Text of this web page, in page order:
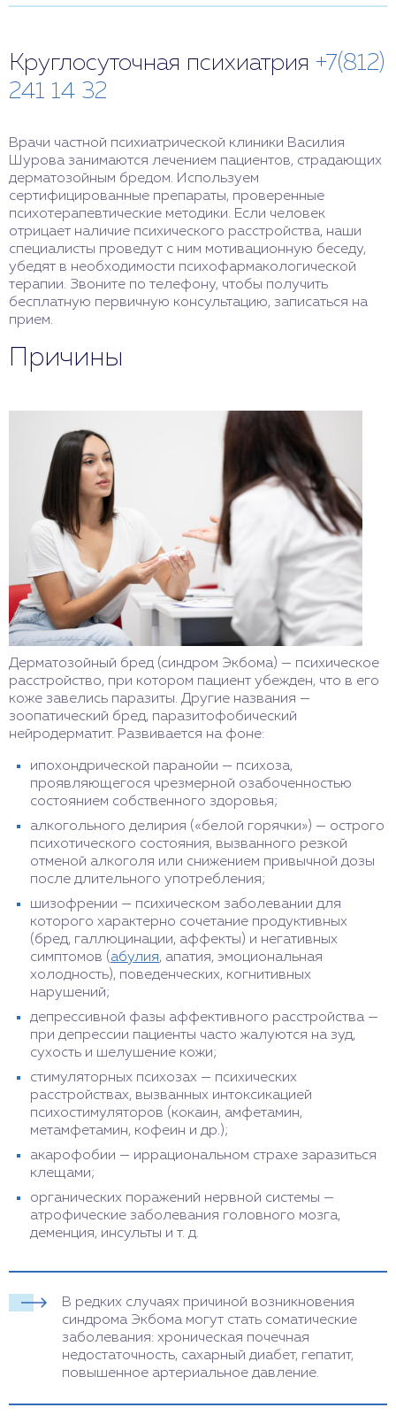
Круглосуточная психиатрия +7(812)
241 14 32
Врачи частной психиатрической клиники Василия
Шурова занимаются лечением пациентов, страдающих
дерматозойным бредом. Используем
сертифицированные препараты, проверенные
психотерапевтические методики. Если человек
отрицает наличие психического расстройства, наши
специалисты проведут с ним мотивационную беседу,
убедят в необходимости психофармакологической
терапии. Звоните по телефону, чтобы получить
бесплатную первичную консультацию, записаться на
прием.
Причины
Дерматозойный бред (синдром Экбома) — психическое
расстройство, при котором пациент убежден, что в его
коже завелись паразиты. Другие названия —
зоопатический бред, паразитофобический
нейродерматит. Развивается на фоне:
ипохондрической паранойи — психоза,
проявляющегося чрезмерной озабоченностью
состоянием собственного здоровья;
алкогольного делирия («белой горячки») — острого
психотического состояния, вызванного резкой
отменой алкоголя или снижением привычной дозы
после длительного употребления;
шизофрении — психическом заболевании для
которого характерно сочетание продуктивных
(бред, галлюцинации, аффекты) и негативных
симптомов (абулия, апатия, эмоциональная
холодность), поведенческих, когнитивных
нарушений;
депрессивной фазы аффективного расстройства —
при депрессии пациенты часто жалуются на зуд,
сухость и шелушение кожи;
стимуляторных психозах — психических
расстройствах, вызванных интоксикацией
психостимуляторов (кокаин, амфетамин,
метамфетамин, кофеин и др.);
акарофобии — иррациональном страхе заразиться
клещами;
органических поражений нервной системы —
атрофические заболевания головного мозга,
деменция, инсульты и т. д.
В редких случаях причиной возникновения
синдрома Экбома могут стать соматические
заболевания: хроническая почечная
недостаточность, сахарный диабет, гепатит,
повышенное артериальное давление.